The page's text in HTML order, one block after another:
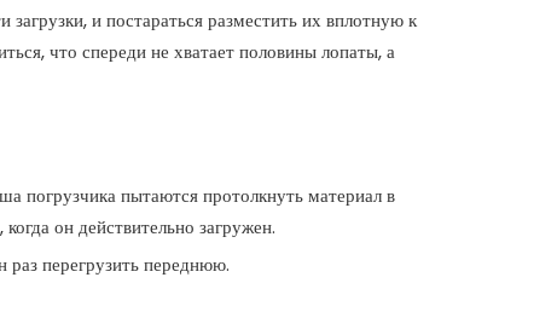
и постараться разместить их вплотную к
что спереди не хватает половины лопаты, а
погрузчика пытаются протолкнуть материал в
он действительно загружен.
раз перегрузить переднюю.